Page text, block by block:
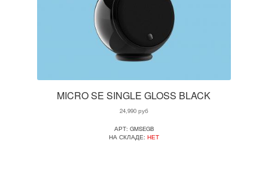
MICRO SE SINGLE GLOSS BLACK
24,990руб
АРТ: GMSEGB
НА СКЛАДЕ: НЕТ